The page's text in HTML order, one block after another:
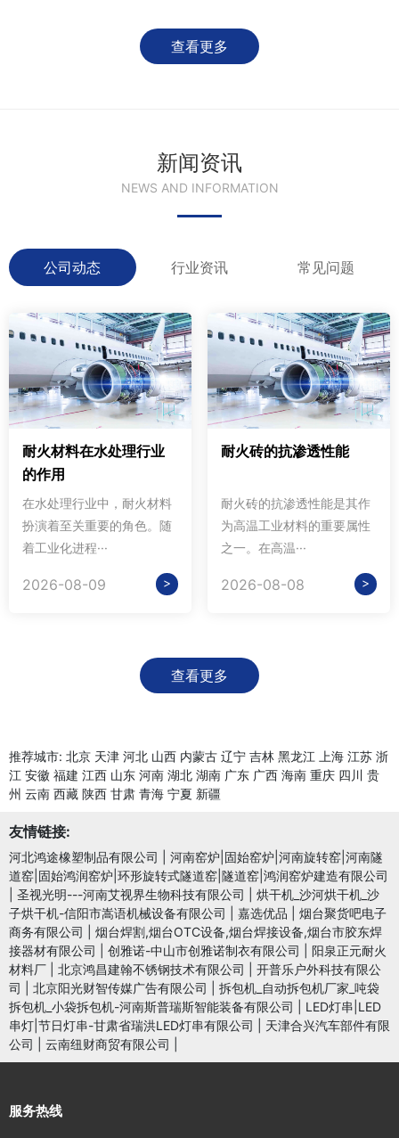
查看更多
新闻资讯
NEWS AND INFORMATION
公司动态 行业资讯 常见问题
耐火材料在水处理行业
的作用
在水处理行业中，耐火材料
扮演着至关重要的角色。随
着工业化进程···
2026-08-09 >
耐火砖的抗渗透性能
耐火砖的抗渗透性能是其作
为高温工业材料的重要属性
之一。在高温···
2026-08-08 >
查看更多
推荐城市: 北京 天津 河北 山西 内蒙古 辽宁 吉林 黑龙江 上海 江苏 浙
江 安徽 福建 江西 山东 河南 湖北 湖南 广东 广西 海南 重庆 四川 贵
州 云南 西藏 陕西 甘肃 青海 宁夏 新疆
友情链接:
河北鸿途橡塑制品有限公司
河南窑炉|固始窑炉|河南旋转窑|河南隧
道窑|固始鸿润窑炉|环形旋转式隧道窑|隧道窑|鸿润窑炉建造有限公司
圣视光明---河南艾视界生物科技有限公司
烘干机_沙河烘干机_沙
子烘干机-信阳市嵩语机械设备有限公司
嘉选优品
烟台聚货吧电子
商务有限公司
烟台焊割,烟台OTC设备,烟台焊接设备,烟台市胶东焊
接器材有限公司
创雅诺-中山市创雅诺制衣有限公司
阳泉正元耐火
材料厂
北京鸿昌建翰不锈钢技术有限公司
开普乐户外科技有限公
司
北京阳光财智传媒广告有限公司
拆包机_自动拆包机厂家_吨袋
拆包机_小袋拆包机-河南斯普瑞斯智能装备有限公司
LED灯串|LED
串灯|节日灯串-甘肃省瑞洪LED灯串有限公司
天津合兴汽车部件有限
公司
云南纽财商贸有限公司
服务热线